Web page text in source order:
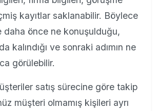
kayıtlar saklanabilir. Böylece
daha önce ne konuşulduğu,
kalındığı ve sonraki adımın ne
görülebilir.
satış sürecine göre takip
müşteri olmamış kişileri ayrı